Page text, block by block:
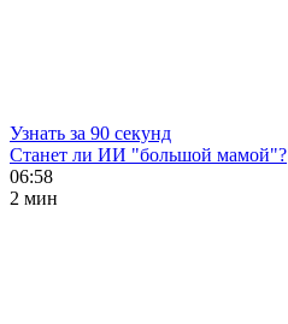
Узнать за 90 секунд
Станет ли ИИ "большой мамой"?
06:58
2 мин